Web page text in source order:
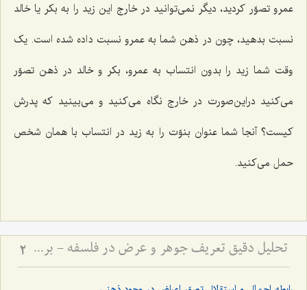
عمرو تصوّر کردید، دیگر نمى‌توانید در خارج این زید را به بکر یا خالد
نسبت بدهید، چون در ذهن شما به عمرو نسبت داده شده است. یک
وقت شما زید را بدون انتساب به عمرو، بکر و خالد در ذهن تصوّر
مى‌کنید دراین‌صورت در خارج نگاه مى‌کنید و مى‌بینید که پدرش
کیست؟ آنجا شما عنوان بنوّت را به زید در انتساب با همان شخص
حمل مى‌کنید.
تحلیل دقیق تعریف جوهر و عرض در فلسفه - بررسی نسبت وجود ذهنی با ماهیت جوهری و عرضی 2